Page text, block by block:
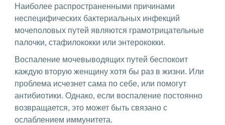
Наиболее распространенными причинами
неспецифических бактериальных инфекций
мочеполовых путей являются грамотрицательные
палочки, стафилококки или энтерококки.
Воспаление мочевыводящих путей беспокоит
каждую вторую женщину хотя бы раз в жизни. Или
проблема исчезнет сама по себе, или помогут
антибиотики. Однако, если воспаление постоянно
возвращается, это может быть связано с
ослаблением иммунитета.